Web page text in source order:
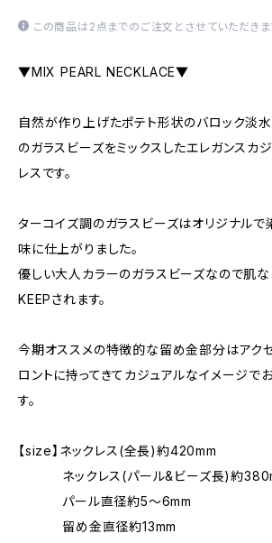
この商品は2点までのご注文とさせていただきま
▼MIX PEARL NECKLACE▼
自然が作り上げたポテト形状のバロック淡
のガラスビーズをミックスしたエレガンスカ
レスです。
ターコイズ調のガラスビーズはオリジナル
味に仕上がりました。
優しい大人カラーのガラスビーズなので肌な
KEEPされます。
今期オススメの特徴的な留め金部分はアク
ロントに持ってきてカジュアルなイメージで
す。
【size】ネックレス(全長)約420mm
ネックレス(パール&ビーズ長)約
パール直径約5～6mm
留め金直径約13mm